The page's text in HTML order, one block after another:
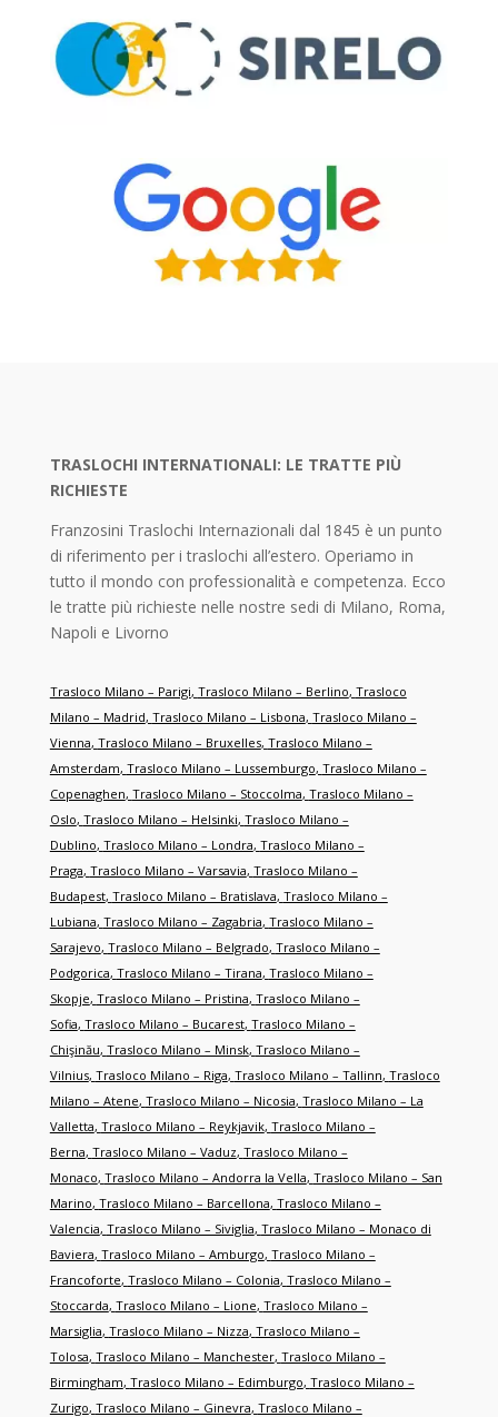
TRASLOCHI INTERNATIONALI: LE TRATTE PIÙ
RICHIESTE
Franzosini Traslochi Internazionali dal 1845 è un punto
di riferimento per i traslochi all’estero. Operiamo in
tutto il mondo con professionalità e competenza. Ecco
le tratte più richieste nelle nostre sedi di Milano, Roma,
Napoli e Livorno
Trasloco Milano – Parigi, Trasloco Milano – Berlino, Trasloco
Milano – Madrid, Trasloco Milano – Lisbona, Trasloco Milano –
Vienna, Trasloco Milano – Bruxelles, Trasloco Milano –
Amsterdam, Trasloco Milano – Lussemburgo, Trasloco Milano –
Copenaghen, Trasloco Milano – Stoccolma, Trasloco Milano –
Oslo, Trasloco Milano – Helsinki, Trasloco Milano –
Dublino, Trasloco Milano – Londra, Trasloco Milano –
Praga, Trasloco Milano – Varsavia, Trasloco Milano –
Budapest, Trasloco Milano – Bratislava, Trasloco Milano –
Lubiana, Trasloco Milano – Zagabria, Trasloco Milano –
Sarajevo, Trasloco Milano – Belgrado, Trasloco Milano –
Podgorica, Trasloco Milano – Tirana, Trasloco Milano –
Skopje, Trasloco Milano – Pristina, Trasloco Milano –
Sofia, Trasloco Milano – Bucarest, Trasloco Milano –
Chişinău, Trasloco Milano – Minsk, Trasloco Milano –
Vilnius, Trasloco Milano – Riga, Trasloco Milano – Tallinn, Trasloco
Milano – Atene, Trasloco Milano – Nicosia, Trasloco Milano – La
Valletta, Trasloco Milano – Reykjavik, Trasloco Milano –
Berna, Trasloco Milano – Vaduz, Trasloco Milano –
Monaco, Trasloco Milano – Andorra la Vella, Trasloco Milano – San
Marino, Trasloco Milano – Barcellona, Trasloco Milano –
Valencia, Trasloco Milano – Siviglia, Trasloco Milano – Monaco di
Baviera, Trasloco Milano – Amburgo, Trasloco Milano –
Francoforte, Trasloco Milano – Colonia, Trasloco Milano –
Stoccarda, Trasloco Milano – Lione, Trasloco Milano –
Marsiglia, Trasloco Milano – Nizza, Trasloco Milano –
Tolosa, Trasloco Milano – Manchester, Trasloco Milano –
Birmingham, Trasloco Milano – Edimburgo, Trasloco Milano –
Zurigo, Trasloco Milano – Ginevra, Trasloco Milano –